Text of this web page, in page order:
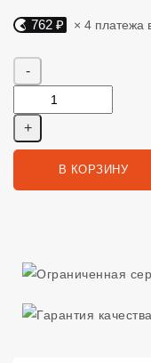
Яндекс Сплит. 762 руб,
762 ₽ × 4 платежа
В КОРЗИНУ